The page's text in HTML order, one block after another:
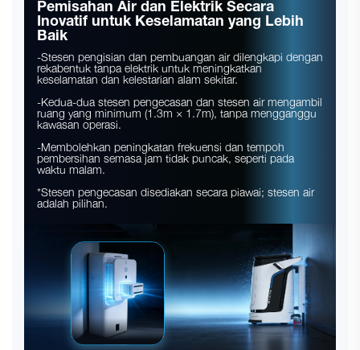
Pemisahan Air dan Elektrik Secara
Inovatif untuk Keselamatan yang Lebih
Baik
-Stesen pengisian dan pembuangan air dilengkapi dengan
rekabentuk tanpa elektrik untuk meningkatkan
keselamatan dan kelestarian alam sekitar.
-Kedua-dua stesen pengecasan dan stesen air mengambil
ruang yang minimum (1.3m × 1.7m), tanpa mengganggu
kawasan operasi.
-Membolehkan peningkatan frekuensi dan tempoh
pembersihan semasa jam tidak puncak, seperti pada
waktu malam.
*Stesen pengecasan disediakan secara piawai; stesen air
adalah pilihan.